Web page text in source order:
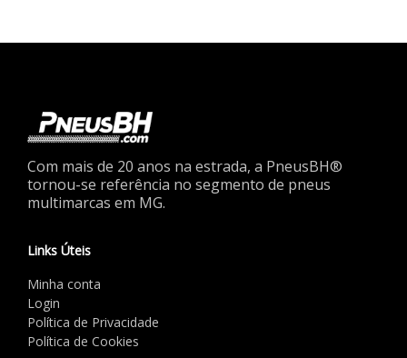
Com mais de 20 anos na estrada, a PneusBH®
tornou-se referência no segmento de pneus
multimarcas em MG.
Links Úteis
Minha conta
Login
Política de Privacidade
Política de Cookies